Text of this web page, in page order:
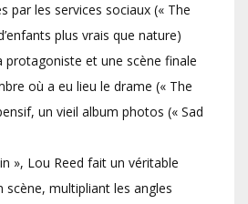
par les services sociaux (« The
plus vrais que nature)
protagoniste et une scène finale
où a eu lieu le drame (« The
un vieil album photos (« Sad
», Lou Reed fait un véritable
multipliant les angles